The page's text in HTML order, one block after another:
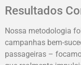
Resultados
Nossa metodologia
campanhas bem-
passageiras –